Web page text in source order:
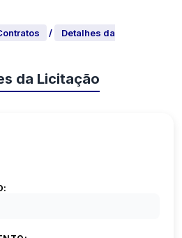
/
Detalhes da
da Licitação